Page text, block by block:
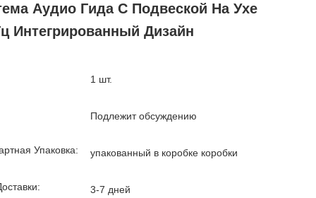
Аудио Гида С Подвеской На Ухе
Интегрированный Дизайн
1 шт.
Подлежит обсуждению
Упаковка: упакованный в коробке коробки
3-7 дней